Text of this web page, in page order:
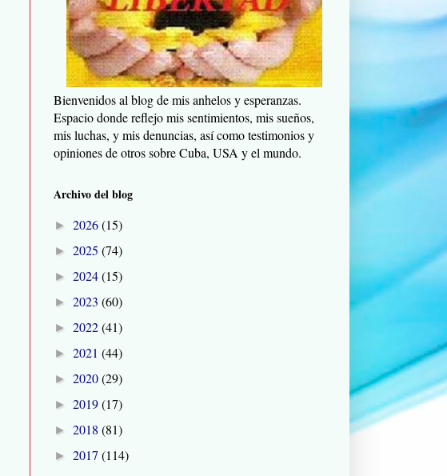
Bienvenidos al blog de mis anhelos y esperanzas.
Espacio donde reflejo mis sentimientos, mis sueños,
mis luchas, y mis denuncias, así como testimonios y
opiniones de otros sobre Cuba, USA y el mundo.
Archivo del blog
► 2026(15)
► 2025 (74)
► 2024(15)
► 2023 (60)
► 2022(41)
► 2021 (44)
► 2020(29)
► 2019(17)
► 2018 (81)
► 2017 (114)